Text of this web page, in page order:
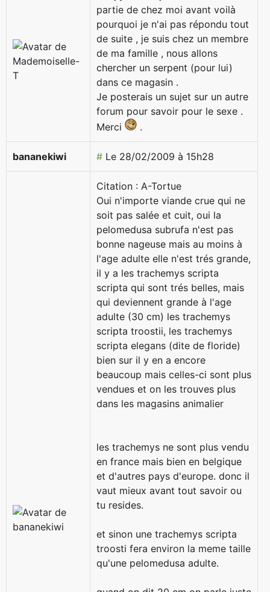
partie de chez moi avant voilà
pourquoi je n'ai pas répondu tout
de suite , je suis chez un membre
de ma famille , nous allons
chercher un serpent (pour lui)
dans ce magasin .
Je posterais un sujet sur un autre
forum pour savoir pour le sexe .
Merci
.
bananekiwi # Le 28/02/2009 à 15h28
Citation : A-Tortue
Oui n'importe viande crue qui ne
soit pas salée et cuit, oui la
pelomedusa subrufa n'est pas
bonne nageuse mais au moins à
l'age adulte elle n'est trés grande,
il y a les trachemys scripta
scripta qui sont trés belles, mais
qui deviennent grande à l'age
adulte (30 cm) les trachemys
scripta troostii, les trachemys
scripta elegans (dite de floride)
bien sur il y en a encore
beaucoup mais celles-ci sont plus
vendues et on les trouves plus
dans les magasins animalier
les trachemys ne sont plus vendu
en france mais bien en belgique
et d'autres pays d'europe. donc il
vaut mieux avant tout savoir ou
tu resides.
et sinon une trachemys scripta
troosti fera environ la meme taille
qu'une pelomedusa adulte.